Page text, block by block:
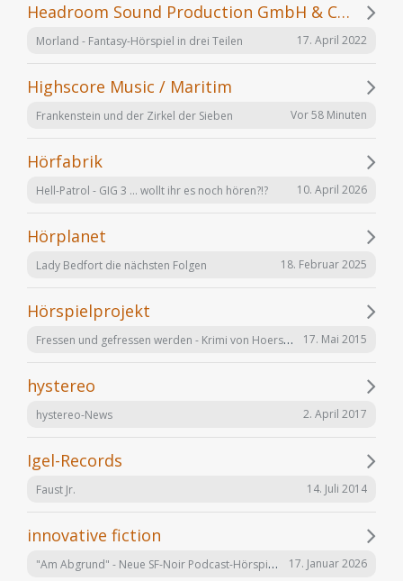
Headroom Sound Production GmbH & Co. KG
Morland - Fantasy-Hörspiel in drei Teilen 17. April 2022
Highscore Music / Maritim
Frankenstein und der Zirkel der Sieben Vor 58 Minuten
Hörfabrik
Hell-Patrol - GIG 3 ... wollt ihr es noch hören?!? 10. April 2026
Hörplanet
Lady Bedfort die nächsten Folgen 18. Februar 2025
Hörspielprojekt
Fressen und gefressen werden - Krimi von Hoerspielprojekt.de 17. Mai 2015
hystereo
hystereo-News 2. April 2017
Igel-Records
Faust Jr. 14. Juli 2014
innovative fiction
"Am Abgrund" - Neue SF-Noir Podcast-Hörspielserie 17. Januar 2026